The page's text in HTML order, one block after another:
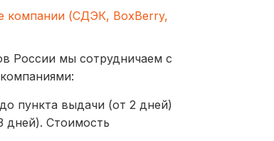
компании (СДЭК, BoxBerry,
России мы сотрудничаем с
пункта выдачи (от 2 дней)
дней). Стоимость